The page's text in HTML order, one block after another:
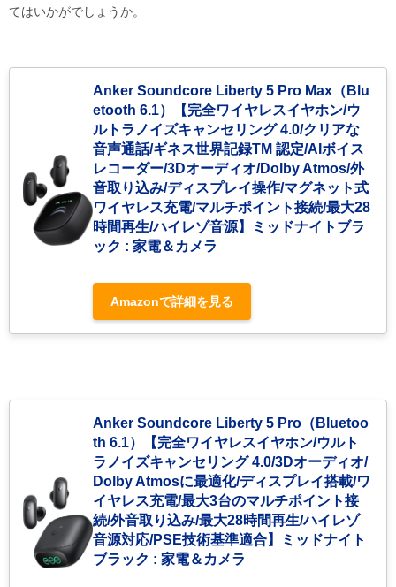
てはいかがでしょうか。
Anker Soundcore Liberty 5 Pro Max（Blu
etooth 6.1）【完全ワイヤレスイヤホン/ウ
ルトラノイズキャンセリング 4.0/クリアな
音声通話/ギネス世界記録TM 認定/AIボイス
レコーダー/3Dオーディオ/Dolby Atmos/外
音取り込み/ディスプレイ操作/マグネット式
ワイヤレス充電/マルチポイント接続/最大28
時間再生/ハイレゾ音源】ミッドナイトブラ
ック : 家電＆カメラ
Amazonで詳細を見る
Anker Soundcore Liberty 5 Pro（Bluetoo
th 6.1）【完全ワイヤレスイヤホン/ウルト
ラノイズキャンセリング 4.0/3Dオーディオ/
Dolby Atmosに最適化/ディスプレイ搭載/ワ
イヤレス充電/最大3台のマルチポイント接
続/外音取り込み/最大28時間再生/ハイレゾ
音源対応/PSE技術基準適合】ミッドナイト
ブラック : 家電＆カメラ